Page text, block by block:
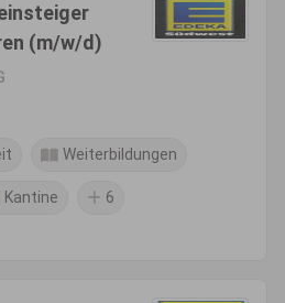
(m/w/d)
Weiterbildungen
Kantine 6